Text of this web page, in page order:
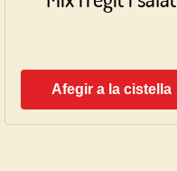
Afegir a la cistella